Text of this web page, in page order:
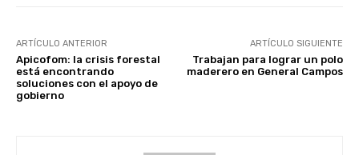
ARTÍCULO ANTERIOR
Apicofom: la crisis forestal
está encontrando
soluciones con el apoyo de
gobierno
ARTÍCULO SIGUIENTE
Trabajan para lograr un polo
maderero en General Campos